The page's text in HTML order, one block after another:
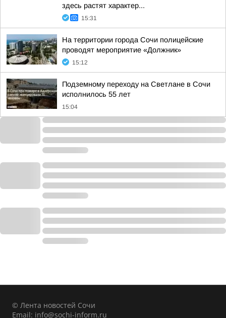
здесь растят характер...
15:31
На территории города Сочи полицейские
проводят мероприятие «Должник»
15:12
Подземному переходу на Светлане в Сочи
исполнилось 55 лет
15:04
© Лента новостей Сочи
Email: info@sochi-inform.ru